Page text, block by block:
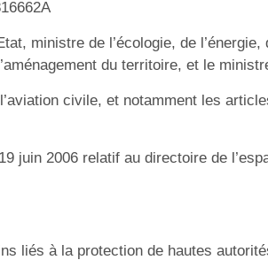
ministre de l’écologie, de
du territoire, et le
civile, et notamment les
juin 2006 relatif au directoire de
liés à la protection de hautes